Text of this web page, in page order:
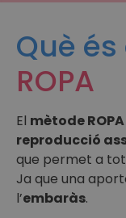
Què és
ROPA
El mètode ROPA
reproducció
que permet a
Ja que una
l’embaràs.